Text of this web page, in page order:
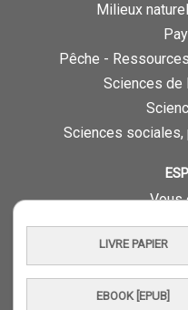
LIVRE PAPIER
EBOOK [EPUB]
Milieux
Pêche -
Sciences de
Sciences
Vous
Vous
Vous